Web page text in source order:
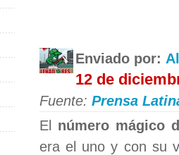
Enviado por:
12 de
Fuente: Prensa
El número mágico
era el uno y con su